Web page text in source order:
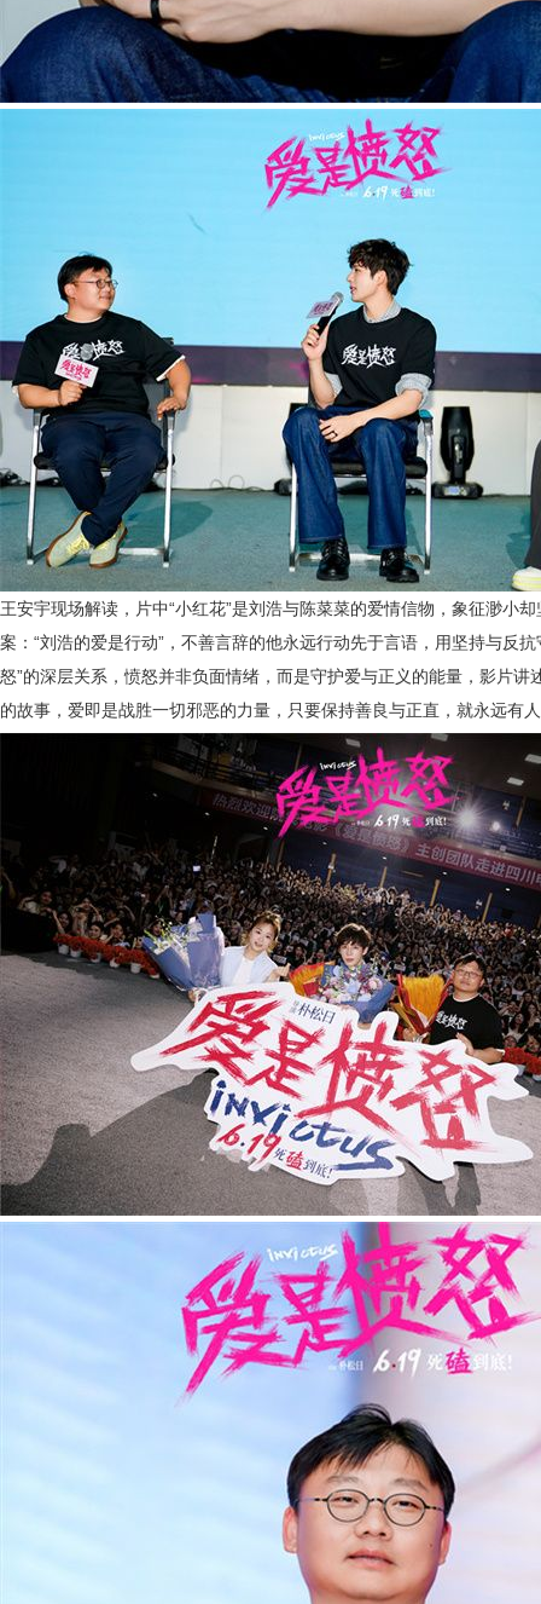
王安宇现场解读，片中“小红花”是刘浩与陈菜菜的爱情信物，象征渺小
案：“刘浩的爱是行动”，不善言辞的他永远行动先于言语，用坚持与反
怒”的深层关系，愤怒并非负面情绪，而是守护爱与正义的能量，影片
的故事，爱即是战胜一切邪恶的力量，只要保持善良与正直，就永远有